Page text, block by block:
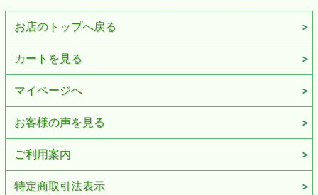
お店のトップへ戻る
カートを見る
マイページへ
お客様の声を見る
ご利用案内
特定商取引法表示